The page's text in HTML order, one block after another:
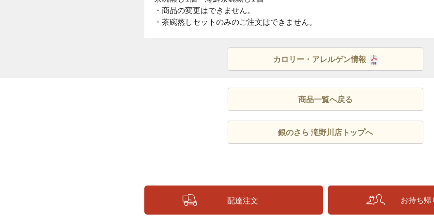
・商品の変更はできません。
・茶碗蒸しセットのみのご注文はできません。
カロリー・アレルゲン情報
商品一覧へ戻る
銀のさら 滝野川店トップへ
配達注文 お持ち帰